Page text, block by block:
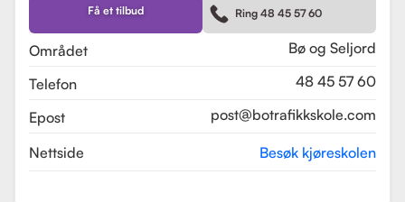
førerkort i klasse B, B96 og BE, samt
en rekke kurs som trafikalt
grunnkurs, mørkekjøring, førstehjelp
Få et tilbud Ring 48 45 57 60
Området
Bø og Seljord
Telefon
48 45 57 60
Epost
post@botrafikkskole.com
Nettside Besøk kjøreskolen